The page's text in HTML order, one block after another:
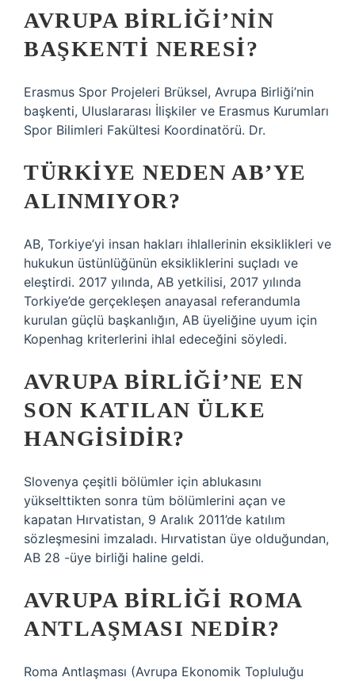
AVRUPA BIRLIĞI’NIN
BAŞKENTI NERESI?
Erasmus Spor Projeleri Brüksel, Avrupa Birliği’nin
başkenti, Uluslararası İlişkiler ve Erasmus Kurumları
Spor Bilimleri Fakültesi Koordinatörü. Dr.
TÜRKIYE NEDEN AB’YE
ALINMIYOR?
AB, Torkiye’yi insan hakları ihlallerinin eksiklikleri ve
hukukun üstünlüğünün eksikliklerini suçladı ve
eleştirdi. 2017 yılında, AB yetkilisi, 2017 yılında
Torkiye’de gerçekleşen anayasal referandumla
kurulan güçlü başkanlığın, AB üyeliğine uyum için
Kopenhag kriterlerini ihlal edeceğini söyledi.
AVRUPA BIRLIĞI’NE EN
SON KATILAN ÜLKE
HANGISIDIR?
Slovenya çeşitli bölümler için ablukasını
yükselttikten sonra tüm bölümlerini açan ve
kapatan Hırvatistan, 9 Aralık 2011’de katılım
sözleşmesini imzaladı. Hırvatistan üye olduğundan,
AB 28 -üye birliği haline geldi.
AVRUPA BIRLIĞI ROMA
ANTLAŞMASI NEDIR?
Roma Antlaşması (Avrupa Ekonomik Topluluğu